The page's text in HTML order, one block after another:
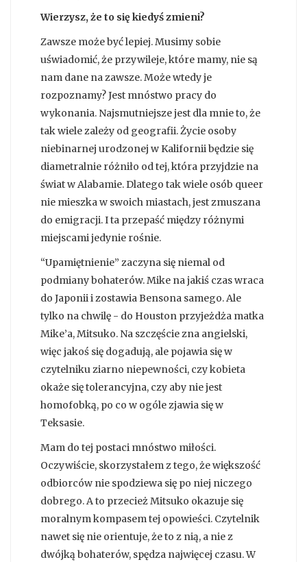
Wierzysz, że to się kiedyś zmieni?
Zawsze może być lepiej. Musimy sobie
uświadomić, że przywileje, które mamy, nie są
nam dane na zawsze. Może wtedy je
rozpoznamy? Jest mnóstwo pracy do
wykonania. Najsmutniejsze jest dla mnie to, że
tak wiele zależy od geografii. Życie osoby
niebinarnej urodzonej w Kalifornii będzie się
diametralnie różniło od tej, która przyjdzie na
świat w Alabamie. Dlatego tak wiele osób queer
nie mieszka w swoich miastach, jest zmuszana
do emigracji. I ta przepaść między różnymi
miejscami jedynie rośnie.
“Upamiętnienie” zaczyna się niemal od
podmiany bohaterów. Mike na jakiś czas wraca
do Japonii i zostawia Bensona samego. Ale
tylko na chwilę - do Houston przyjeżdża matka
Mike’a, Mitsuko. Na szczęście zna angielski,
więc jakoś się dogadują, ale pojawia się w
czytelniku ziarno niepewności, czy kobieta
okaże się tolerancyjna, czy aby nie jest
homofobką, po co w ogóle zjawia się w
Teksasie.
Mam do tej postaci mnóstwo miłości.
Oczywiście, skorzystałem z tego, że większość
odbiorców nie spodziewa się po niej niczego
dobrego. A to przecież Mitsuko okazuje się
moralnym kompasem tej opowieści. Czytelnik
nawet się nie orientuje, że to z nią, a nie z
dwójką bohaterów, spędza najwięcej czasu. W